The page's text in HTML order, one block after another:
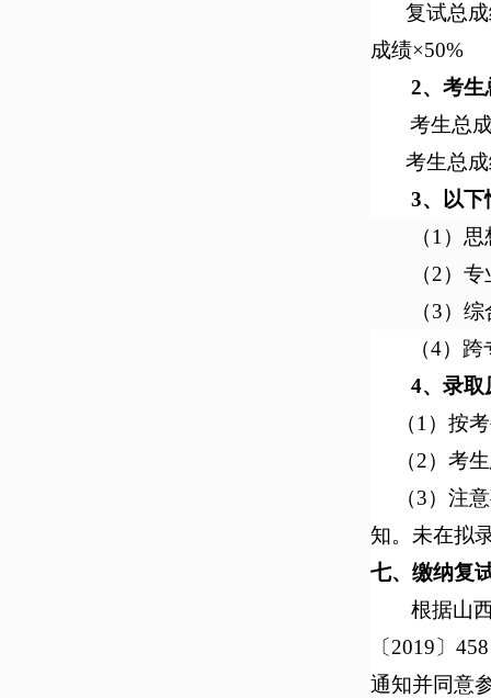
复试总
成绩×50%
2、 考生
考生总
考生总
3、
以
（1 ）
（2）
（3）
（4）跨
4、 录取
（1）按
（2）考
（3）注
知。未在拟
七、缴纳复
根据山
〔2019〕
通知并同意